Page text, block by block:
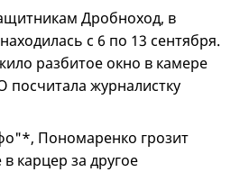
Дробноход, в
с 6 по 13 сентября.
разбитое окно в камере
журналистку
Пономаренко грозит
карцер за другое